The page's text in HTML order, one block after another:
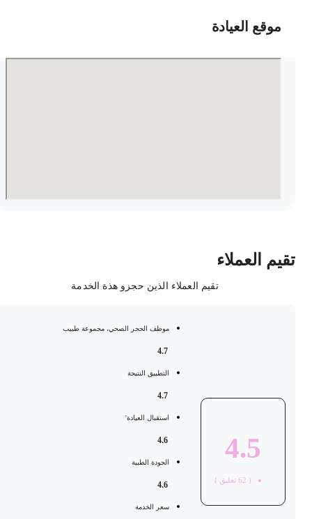
موقع العيادة
العملاء
تقيم العملاء الذين حجزو هذة الخدمة
4.5
62 تعليق )
موظف الحجر الصحي، مجموعة طبيب
التطبيق النتيجة
استقبال العيادة'
الجودة الطبية
سعر الخدمة